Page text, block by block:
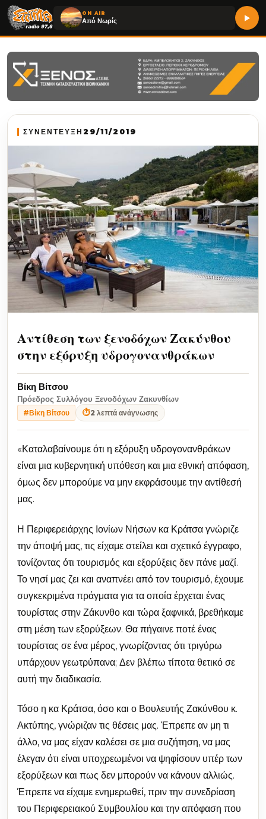
ON AIR
Από Νωρίς
ΣΥΝΕΝΤΕΥΞΗ 29/11/2019
Αντίθεση των ξενοδόχων Ζακύνθου
στην εξόρυξη υδρογονανθράκων
Βίκη Βίτσου
Πρόεδρος Συλλόγου Ξενοδόχων Ζακυνθίων
#Βίκη Βίτσου ⏱2 λεπτά ανάγνωσης
«Καταλαβαίνουμε ότι η εξόρυξη υδρογονανθράκων
είναι μια κυβερνητική υπόθεση και μια εθνική απόφαση,
όμως δεν μπορούμε να μην εκφράσουμε την αντίθεσή
μας.
Η Περιφερειάρχης Ιονίων Νήσων κα Κράτσα γνώριζε
την άποψή μας, τις είχαμε στείλει και σχετικό έγγραφο,
τονίζοντας ότι τουρισμός και εξορύξεις δεν πάνε μαζί.
Το νησί μας ζει και αναπνέει από τον τουρισμό, έχουμε
συγκεκριμένα πράγματα για τα οποία έρχεται ένας
τουρίστας στην Ζάκυνθο και τώρα ξαφνικά, βρεθήκαμε
στη μέση των εξορύξεων. Θα πήγαινε ποτέ ένας
τουρίστας σε ένα μέρος, γνωρίζοντας ότι τριγύρω
υπάρχουν γεωτρύπανα; Δεν βλέπω τίποτα θετικό σε
αυτή την διαδικασία.
Τόσο η κα Κράτσα, όσο και ο Βουλευτής Ζακύνθου κ.
Ακτύπης, γνώριζαν τις θέσεις μας. Έπρεπε αν μη τι
άλλο, να μας είχαν καλέσει σε μια συζήτηση, να μας
έλεγαν ότι είναι υποχρεωμένοι να ψηφίσουν υπέρ των
εξορύξεων και πως δεν μπορούν να κάνουν αλλιώς.
Έπρεπε να είχαμε ενημερωθεί, πριν την συνεδρίαση
του Περιφερειακού Συμβουλίου και την απόφαση που